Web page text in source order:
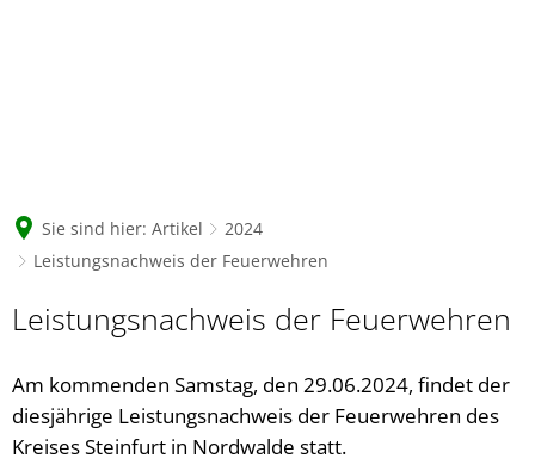
Sie sind hier: Artikel
2024
Leistungsnachweis der Feuerwehren
Leistungsnachweis der Feuerwehren
Am kommenden Samstag, den 29.06.2024, findet der
diesjährige Leistungsnachweis der Feuerwehren des
Kreises Steinfurt in Nordwalde statt.